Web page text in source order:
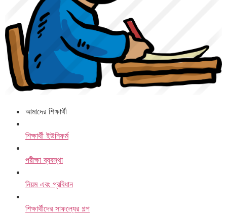
আমাদের শিক্ষার্থী
শিক্ষার্থী ইউনিফর্ম
পরীক্ষা ব্যবস্থা
নিয়ম এবং প্রবিধান
শিক্ষার্থীদের সাফল্যের গল্প